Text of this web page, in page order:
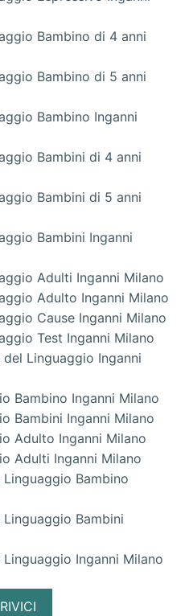
Bambino di 4 anni
Bambino di 5 anni
Bambino Inganni
Bambini di 4 anni
Bambini di 5 anni
Bambini Inganni
Adulti Inganni Milano
Adulto Inganni Milano
Cause Inganni Milano
Test Inganni Milano
Linguaggio Inganni
Bambino Inganni Milano
Bambini Inganni Milano
Adulto Inganni Milano
Adulti Inganni Milano
Bambino
Bambini
Inganni Milano